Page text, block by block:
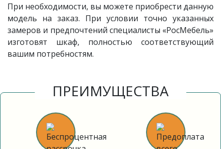
При необходимости, вы можете приобрести данную
модель на заказ. При условии точно указанных
замеров и предпочтений специалисты «РосМебель»
изготовят шкаф, полностью соответствующий
вашим потребностям.
ПРЕИМУЩЕСТВА